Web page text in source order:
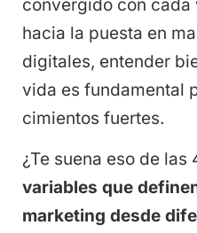
convergido con
hacia la puesta en
digitales, entender
vida es fundamental
cimientos fuertes.
¿Te suena eso de las
variables que
marketing desde